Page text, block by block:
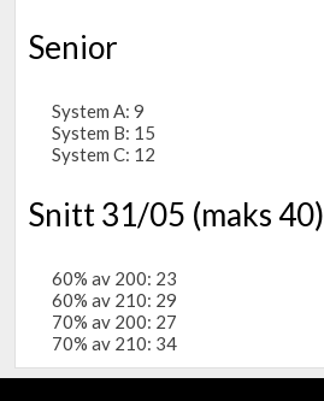
Senior
System A: 9
System B: 15
System C: 12
Snitt 31/05 (maks 40)
60% av 200: 23
60% av 210: 29
70% av 200: 27
70% av 210: 34